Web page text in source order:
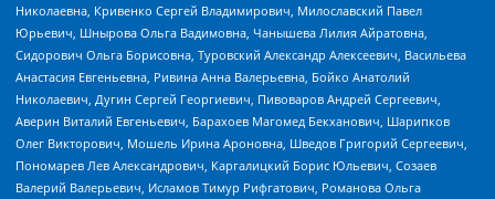
Николаевна, Кривенко Сергей Владимирович, Милославский Павел
Юрьевич, Шнырова Ольга Вадимовна, Чанышева Лилия Айратовна,
Сидорович Ольга Борисовна, Туровский Александр Алексеевич, Васильева
Анастасия Евгеньевна, Ривина Анна Валерьевна, Бойко Анатолий
Николаевич, Дугин Сергей Георгиевич, Пивоваров Андрей Сергеевич,
Аверин Виталий Евгеньевич, Барахоев Магомед Бекханович, Шарипков
Олег Викторович, Мошель Ирина Ароновна, Шведов Григорий Сергеевич,
Пономарев Лев Александрович, Каргалицкий Борис Юльевич, Созаев
Валерий Валерьевич, Исламов Тимур Рифгатович, Романова Ольга